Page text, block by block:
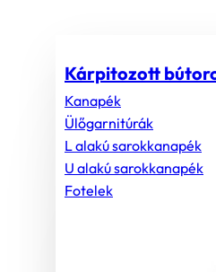
Kárpitozott
Kanapék
Ülőgarnitúrák
L alakú sarokkanapék
U alakú sarokkanapék
Fotelek